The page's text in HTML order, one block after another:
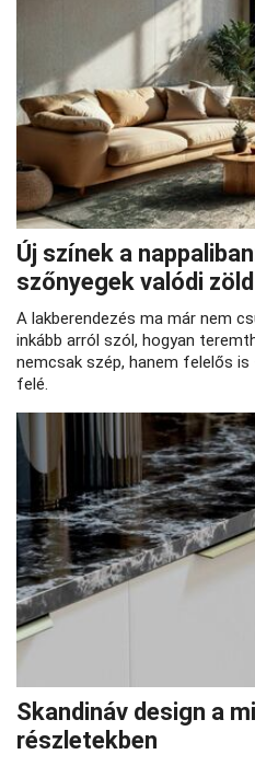
Új színek a
szőnyegek valódi
A lakberendezés ma már nem
inkább arról szól, hogyan
nemcsak szép, hanem felelős
felé.
Skandináv design a
részletekben